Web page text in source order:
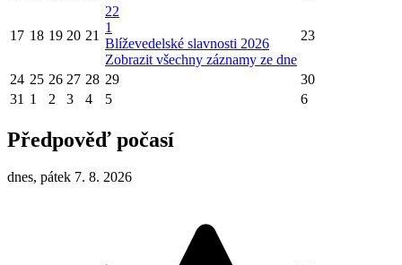
17 18 19 20 21
22
1
Blíževedelské slavnosti 2026
Zobrazit všechny záznamy ze dne
23
24 25 26 27 28 29
30
31 1 2 3 4 5 6
Předpověď počasí
dnes, pátek 7. 8. 2026